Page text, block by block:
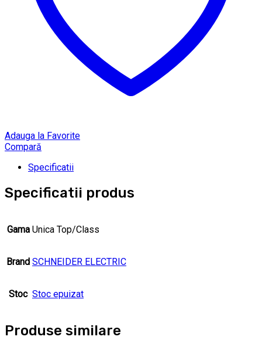
Adauga la Favorite
Compară
Specificatii
Specificatii produs
Gama Unica Top/Class
Brand SCHNEIDER ELECTRIC
Stoc Stoc epuizat
Produse similare